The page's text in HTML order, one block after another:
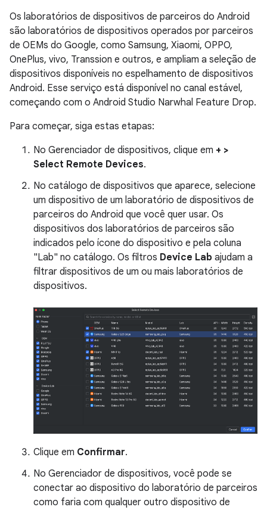
Os laboratórios de dispositivos de parceiros do Android
são laboratórios de dispositivos operados por parceiros
de OEMs do Google, como Samsung, Xiaomi, OPPO,
OnePlus, vivo, Transsion e outros, e ampliam a seleção de
dispositivos disponíveis no espelhamento de dispositivos
Android. Esse serviço está disponível no canal estável,
começando com o Android Studio Narwhal Feature Drop.
Para começar, siga estas etapas:
No Gerenciador de dispositivos, clique em + >
Select Remote Devices.
No catálogo de dispositivos que aparece, selecione
um dispositivo de um laboratório de dispositivos de
parceiros do Android que você quer usar. Os
dispositivos dos laboratórios de parceiros são
indicados pelo ícone do dispositivo e pela coluna
"Lab" no catálogo. Os filtros Device Lab ajudam a
filtrar dispositivos de um ou mais laboratórios de
dispositivos.
Clique em Confirmar.
No Gerenciador de dispositivos, você pode se
conectar ao dispositivo do laboratório de parceiros
como faria com qualquer outro dispositivo de